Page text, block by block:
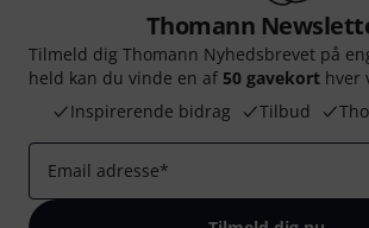
Thomann
Tilmeld dig Thomann Nyhedsbrevet på
held kan du vinde en af 50 gavekort hver
Inspirerende bidrag
Tilbud
Email adresse*